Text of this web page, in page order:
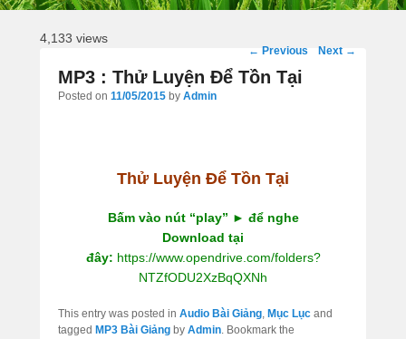
4,133 views
Post
navigation
← Previous Next →
MP3 : Thử Luyện Để Tồn Tại
Posted on 11/05/2015 by Admin
Thử Luyện Để Tồn Tại
Bấm vào nút “play” ► để nghe
Download tại
đây: https://www.opendrive.com/folders?
NTZfODU2XzBqQXNh
This entry was posted in Audio Bài Giảng, Mục Lục and
tagged MP3 Bài Giảng by Admin. Bookmark the